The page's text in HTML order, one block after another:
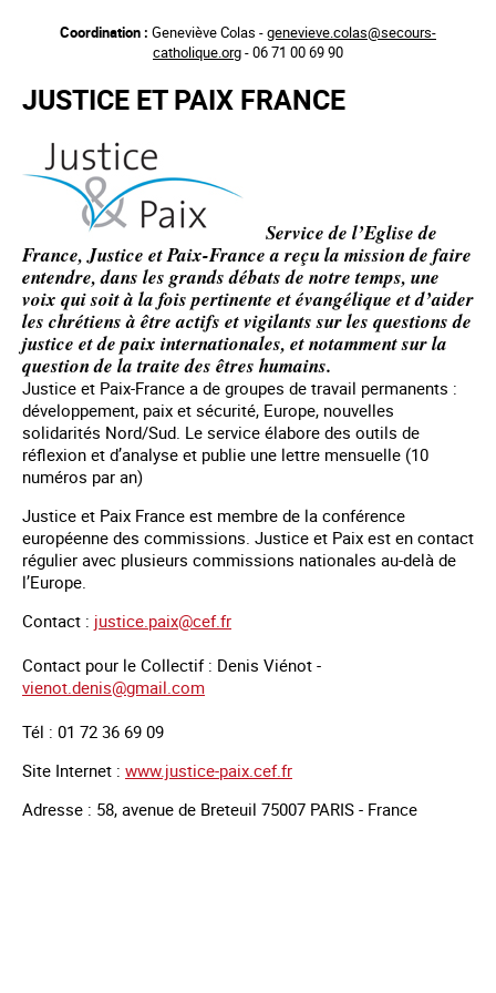
principal
Coordination : Geneviève Colas -genevieve.colas@secours-
catholique.org- 06 71 00 69 90
JUSTICE ET PAIX FRANCE
Service de l’Eglise de
France, Justice et Paix-France a reçu la mission de faire
entendre, dans les grands débats de notre temps, une
voix qui soit à la fois pertinente et évangélique et d’aider
les chrétiens à être actifs et vigilants sur les questions de
justice et de paix internationales, et notamment sur la
question de la traite des êtres humains.
Justice et Paix-France a de groupes de travail permanents :
développement, paix et sécurité, Europe, nouvelles
solidarités Nord/Sud. Le service élabore des outils de
réflexion et d’analyse et publie une lettre mensuelle (10
numéros par an)
Justice et Paix France est membre de la conférence
européenne des commissions. Justice et Paix est en contact
régulier avec plusieurs commissions nationales au-delà de
l’Europe.
Contact : justice.paix@cef.fr
Contact pour le Collectif : Denis Viénot -
vienot.denis@gmail.com
Tél : 01 72 36 69 09
Site Internet : www.justice-paix.cef.fr
Adresse : 58, avenue de Breteuil 75007 PARIS - France